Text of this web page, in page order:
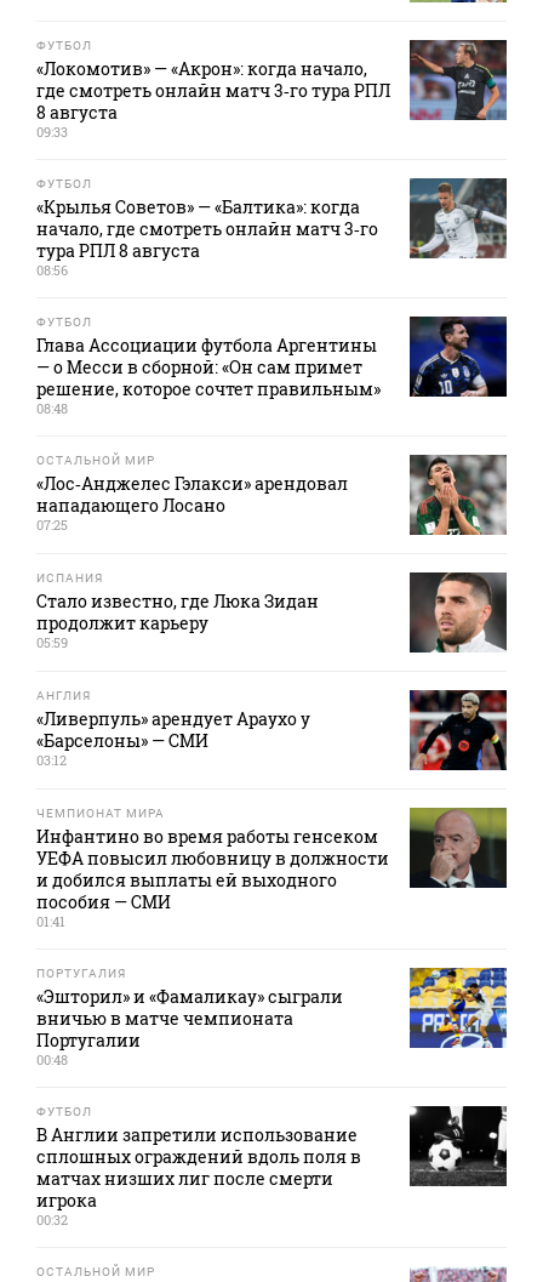
ФУТБОЛ
«Локомотив» — «Акрон»: когда начало,
где смотреть онлайн матч 3‑го тура РПЛ
8 августа
09:33
ФУТБОЛ
«Крылья Советов» — «Балтика»: когда
начало, где смотреть онлайн матч 3‑го
тура РПЛ 8 августа
08:56
ФУТБОЛ
Глава Ассоциации футбола Аргентины
— о Месси в сборной: «Он сам примет
решение, которое сочтет правильным»
08:48
ОСТАЛЬНОЙ МИР
«Лос‑Анджелес Гэлакси» арендовал
нападающего Лосано
07:25
ИСПАНИЯ
Стало известно, где Люка Зидан
продолжит карьеру
05:59
АНГЛИЯ
«Ливерпуль» арендует Араухо у
«Барселоны» — СМИ
03:12
ЧЕМПИОНАТ МИРА
Инфантино во время работы генсеком
УЕФА повысил любовницу в должности
и добился выплаты ей выходного
пособия — СМИ
01:41
ПОРТУГАЛИЯ
«Эшторил» и «Фамаликау» сыграли
вничью в матче чемпионата
Португалии
00:48
ФУТБОЛ
В Англии запретили использование
сплошных ограждений вдоль поля в
матчах низших лиг после смерти
игрока
00:32
ОСТАЛЬНОЙ МИР